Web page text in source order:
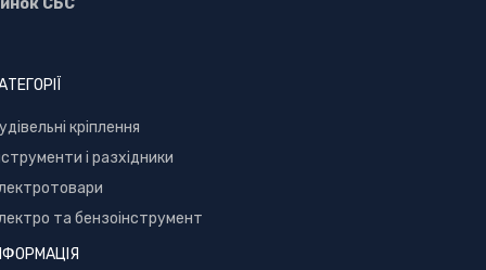
СБС
івельні кріплення
і разхідники
та бензоінструмент